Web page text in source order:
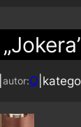
autor:Q